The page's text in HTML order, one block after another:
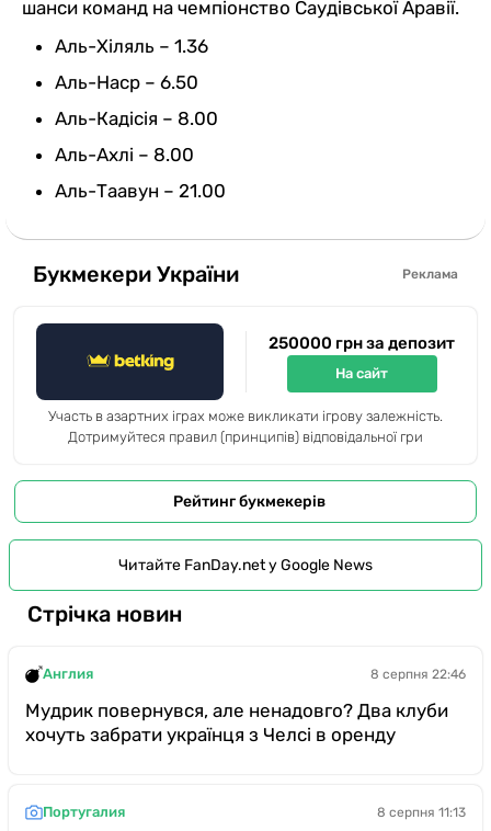
шанси команд на чемпіонство Саудівської Аравії.
Аль-Хіляль – 1.36
Аль-Наср – 6.50
Аль-Кадісія – 8.00
Аль-Ахлі – 8.00
Аль-Таавун – 21.00
Букмекери України Реклама
250000 грн за депозит
На сайт
Участь в азартних іграх може викликати ігрову залежність.
Дотримуйтеся правил (принципів) відповідальної гри
Рейтинг букмекерів
Читайте FanDay.net у Google News
Стрічка новин
Англия 8 серпня 22:46
Мудрик повернувся, але ненадовго? Два клуби
хочуть забрати українця з Челсі в оренду
Португалия 8 серпня 11:13